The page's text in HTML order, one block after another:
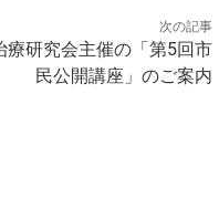
次の記事
研究会主催の「第5回市
民公開講座」のご案内